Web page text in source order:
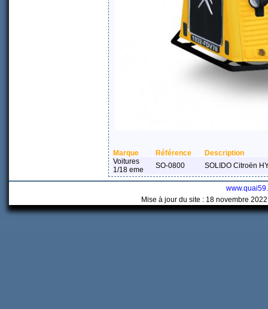
Marque Référence
Description
Voitures
1/18 eme
SO-0800 SOLIDO Citroën
Mise à jour du site : 18 novembre